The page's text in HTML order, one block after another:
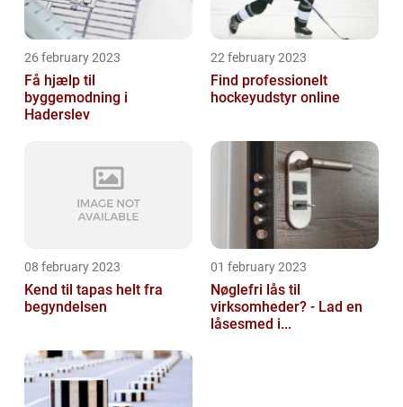
26 february 2023
Få hjælp til
byggemodning i
Haderslev
22 february 2023
Find professionelt
hockeyudstyr online
08 february 2023
Kend til tapas helt fra
begyndelsen
01 february 2023
Nøglefri lås til
virksomheder? - Lad en
låsesmed i...